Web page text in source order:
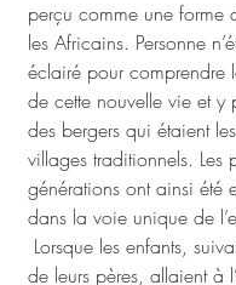
perçu comme une forme
les Africains. Personne
éclairé pour comprendre
de cette nouvelle vie et y
des bergers qui étaient
villages traditionnels. Les
générations ont ainsi été
dans la voie unique de
de leurs pères, allaient à